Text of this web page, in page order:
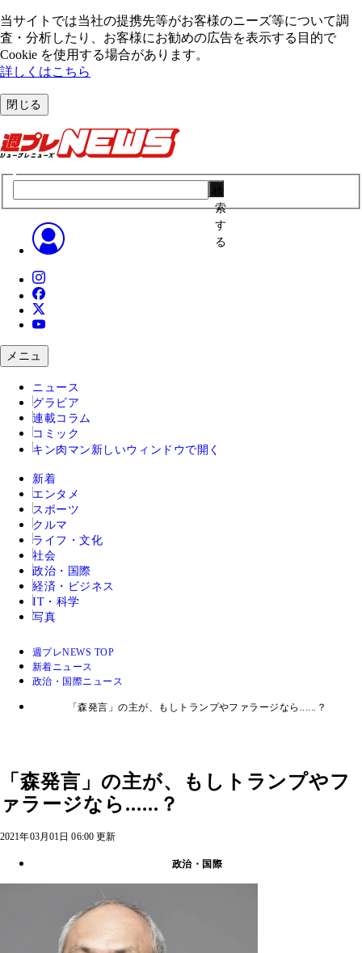
当サイトでは当社の提携先等がお客様のニーズ等について調
査・分析したり、お客様にお勧めの広告を表⽰する⽬的で
Cookie を使⽤する場合があります。
詳しくはこちら
閉じる
索
す
る
メニュ
ニュース
グラビア
連載コラム
コミック
キン肉マン 新しいウィンドウで開く
新着
エンタメ
スポーツ
クルマ
ライフ・文化
社会
政治・国際
経済・ビジネス
IT・科学
写真
週プレNEWS TOP
新着ニュース
政治・国際ニュース
「森発言」の主が、もしトランプやファラージなら......？
「森発言」の主が、もしトランプやフ
ァラージなら......？
2021年03月01日 06:00 更新
政治・国際